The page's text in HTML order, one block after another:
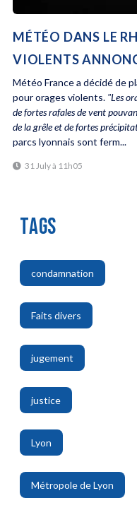
MÉTÉO DANS LE
VIOLENTS
Météo France a décidé de
pour orages violents. "Les
de fortes rafales de vent
de la grêle et de fortes
parcs lyonnais sont ferm...
31 July à 11h05
TAGS
condamnation
,
Faits divers
,
jugement
,
justice
,
Lyon
,
Métropole de Lyon